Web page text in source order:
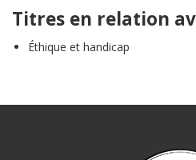
Titres en relation
Éthique et handicap